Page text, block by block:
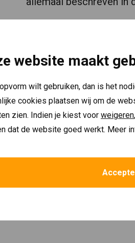
website maakt
wilt gebruiken, dan is het
cookies plaatsen wij om de
zien. Indien je kiest voor weigeren
dat de website goed werkt. Meer